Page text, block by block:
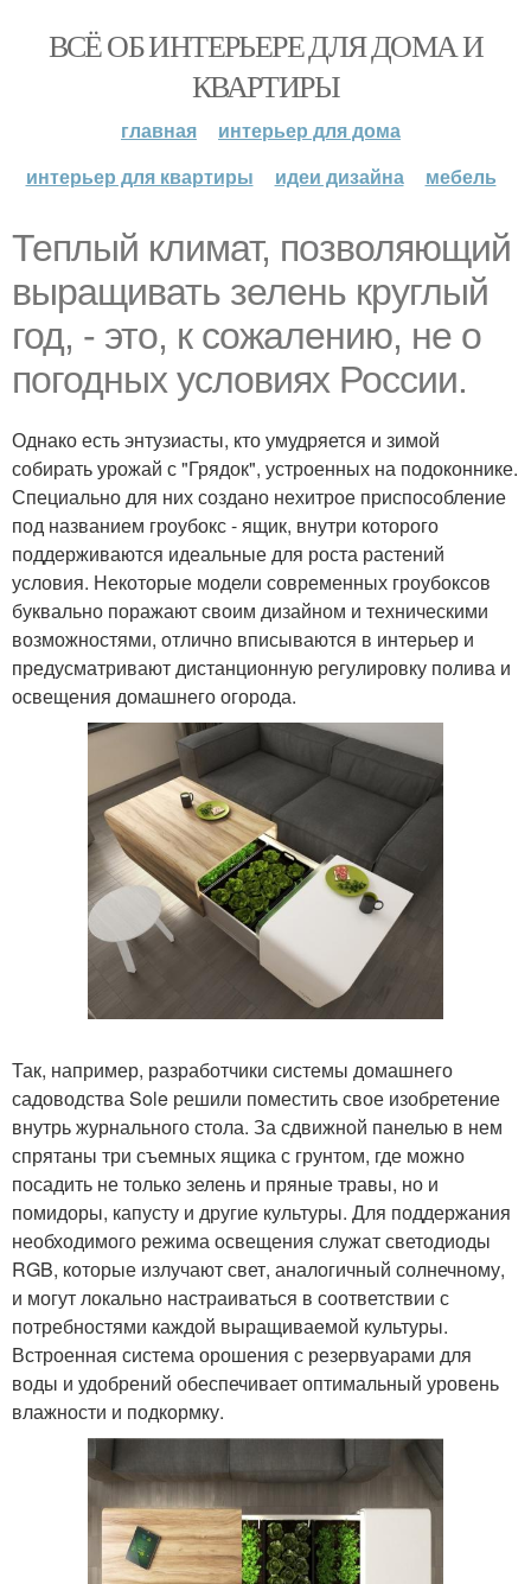
ВСЁ ОБ ИНТЕРЬЕРЕ ДЛЯ ДОМА И
КВАРТИРЫ
главная
интерьер для дома
интерьер для квартиры
идеи дизайна мебель
Теплый климат, позволяющий
выращивать зелень круглый
год, - это, к сожалению, не о
погодных условиях России.
Однако есть энтузиасты, кто умудряется и зимой
собирать урожай с "Грядок", устроенных на подоконнике.
Специально для них создано нехитрое приспособление
под названием гроубокс - ящик, внутри которого
поддерживаются идеальные для роста растений
условия. Некоторые модели современных гроубоксов
буквально поражают своим дизайном и техническими
возможностями, отлично вписываются в интерьер и
предусматривают дистанционную регулировку полива и
освещения домашнего огорода.
Так, например, разработчики системы домашнего
садоводства Sole решили поместить свое изобретение
внутрь журнального стола. За сдвижной панелью в нем
спрятаны три съемных ящика с грунтом, где можно
посадить не только зелень и пряные травы, но и
помидоры, капусту и другие культуры. Для поддержания
необходимого режима освещения служат светодиоды
RGB, которые излучают свет, аналогичный солнечному,
и могут локально настраиваться в соответствии с
потребностями каждой выращиваемой культуры.
Встроенная система орошения с резервуарами для
воды и удобрений обеспечивает оптимальный уровень
влажности и подкормку.